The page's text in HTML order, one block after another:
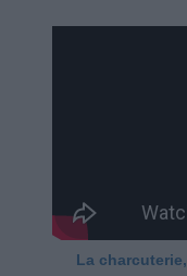
La